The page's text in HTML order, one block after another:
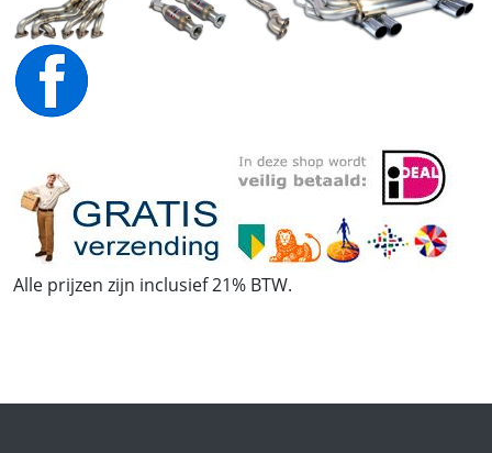
Alle prijzen zijn inclusief 21% BTW.